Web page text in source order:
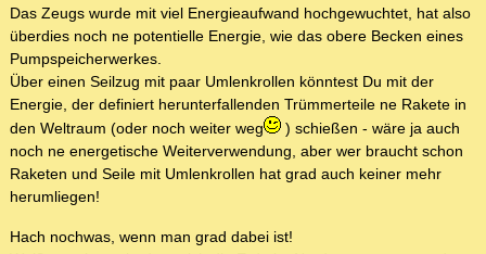
Das Zeugs wurde mit viel Energieaufwand hochgewuchtet, hat also
überdies noch ne potentielle Energie, wie das obere Becken eines
Pumpspeicherwerkes.
Über einen Seilzug mit paar Umlenkrollen könntest Du mit der
Energie, der definiert herunterfallenden Trümmerteile ne Rakete in
den Weltraum (oder noch weiter weg
) schießen - wäre ja auch
noch ne energetische Weiterverwendung, aber wer braucht schon
Raketen und Seile mit Umlenkrollen hat grad auch keiner mehr
herumliegen!
Hach nochwas, wenn man grad dabei ist!